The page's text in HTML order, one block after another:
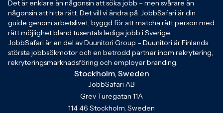
Det är enklare än någonsin att söka jobb – men svårare än
någonsin att hitta rätt. Det vill vi ändra på. JobbSafari är din
guide genom arbetslivet, byggd för att matcha rätt person med
rätt möjlighet bland tusentals lediga jobb i Sverige.
JobbSafari är en del av Duunitori Group – Duunitori är Finlands
största jobbsökmotor och en betrodd partner inom rekrytering,
rekryteringsmarknadsföring och employer branding.
Stockholm, Sweden
JobbSafari AB
Grev Turegatan 11A
114 46 Stockholm, Sweden